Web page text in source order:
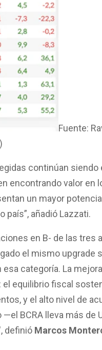
Fuente:
continúan siendo
encontrando valor en
un mayor
añadió Lazzati.
en B- de las tres
el mismo upgrade
categoría. La
equilibrio fiscal
y el alto nivel de
BCRA lleva más de
definió Marcos